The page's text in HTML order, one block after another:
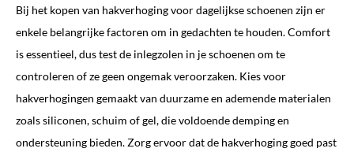
Bij het kopen van hakverhoging voor dagelijkse schoenen zijn er
enkele belangrijke factoren om in gedachten te houden. Comfort
is essentieel, dus test de inlegzolen in je schoenen om te
controleren of ze geen ongemak veroorzaken. Kies voor
hakverhogingen gemaakt van duurzame en ademende materialen
zoals siliconen, schuim of gel, die voldoende demping en
ondersteuning bieden. Zorg ervoor dat de hakverhoging goed past